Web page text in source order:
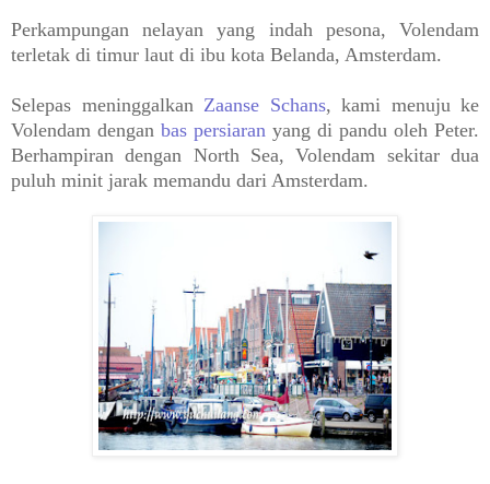
Perkampungan nelayan yang indah pesona, Volendam
terletak di timur laut di ibu kota Belanda, Amsterdam.
Selepas meninggalkan Zaanse Schans, kami menuju ke
Volendam dengan bas persiaran yang di pandu oleh Peter.
Berhampiran dengan North Sea, Volendam sekitar dua
puluh minit jarak memandu dari Amsterdam.